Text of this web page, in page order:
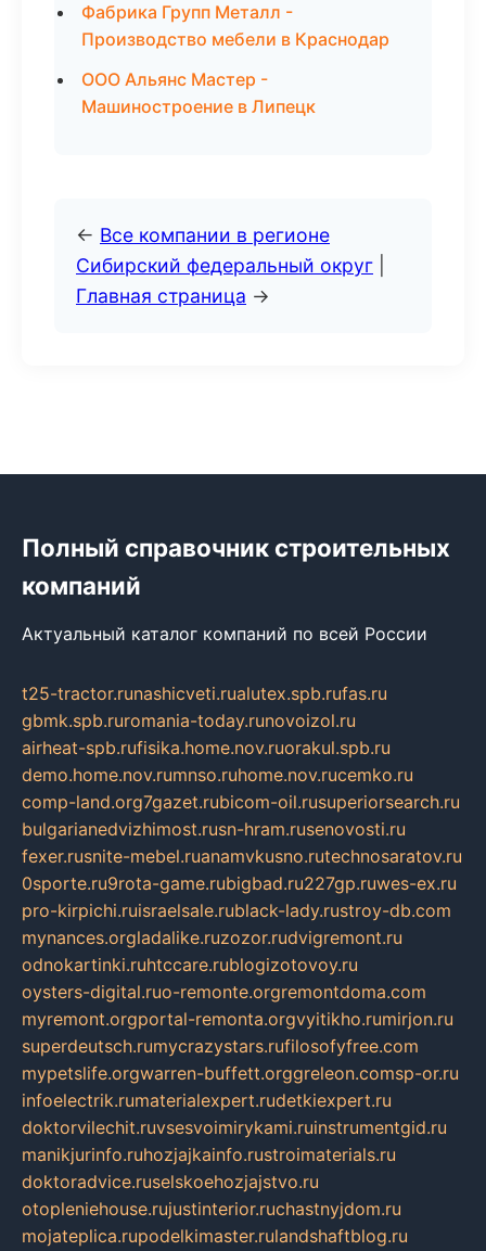
Фабрика Групп Металл -
Производство мебели в Краснодар
ООО Альянс Мастер -
Машиностроение в Липецк
← Все компании в регионе
Сибирский федеральный округ
Главная страница →
Полный справочник строительных
компаний
Актуальный каталог компаний по всей России
t25-tractor.runashicveti.rualutex.spb.rufas.ru
gbmk.spb.ruromania-today.runovoizol.ru
airheat-spb.rufisika.home.nov.ruorakul.spb.ru
demo.home.nov.rumnso.ruhome.nov.rucemko.ru
comp-land.org7gazet.rubicom-oil.rusuperiorsearch.ru
bulgarianedvizhimost.rusn-hram.rusenovosti.ru
fexer.rusnite-mebel.ruanamvkusno.rutechnosaratov.ru
0sporte.ru9rota-game.rubigbad.ru227gp.ruwes-ex.ru
pro-kirpichi.ruisraelsale.rublack-lady.rustroy-db.com
mynances.orgladalike.ruzozor.rudvigremont.ru
odnokartinki.ruhtccare.rublogizotovoy.ru
oysters-digital.ruo-remonte.orgremontdoma.com
myremont.orgportal-remonta.orgvyitikho.rumirjon.ru
superdeutsch.rumycrazystars.rufilosofyfree.com
mypetslife.orgwarren-buffett.orggreleon.comsp-or.ru
infoelectrik.rumaterialexpert.rudetkiexpert.ru
doktorvilechit.ruvsesvoimirykami.ruinstrumentgid.ru
manikjurinfo.ruhozjajkainfo.rustroimaterials.ru
doktoradvice.ruselskoehozjajstvo.ru
otopleniehouse.rujustinterior.ruchastnyjdom.ru
mojateplica.rupodelkimaster.rulandshaftblog.ru